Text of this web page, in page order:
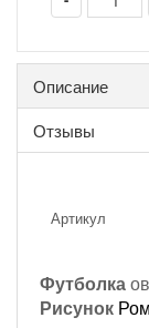
Описание
Отзывы
Артикул
Футболка
Рисунок